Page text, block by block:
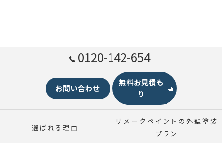
0120-142-654
お問い合わせ
無料お見積も
り
選ばれる理由
リメークペイントの外壁塗装
プラン